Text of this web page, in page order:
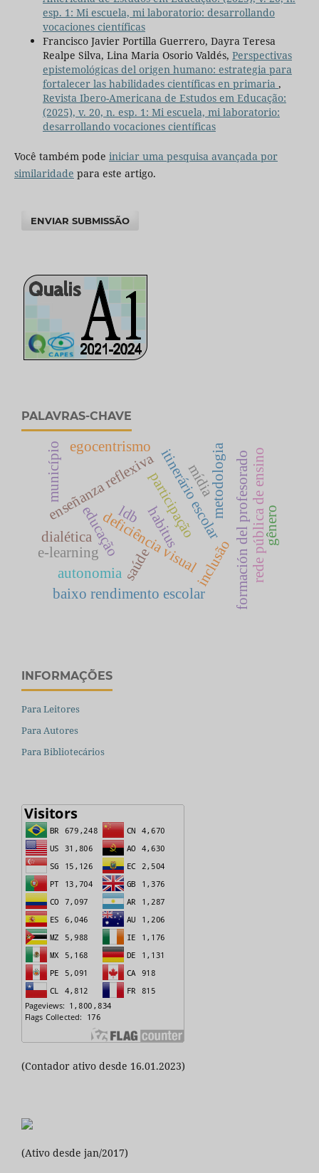
esp. 1: Mi escuela, mi laboratorio: desarrollando
vocaciones científicas
Francisco Javier Portilla Guerrero, Dayra Teresa
Realpe Silva, Lina Maria Osorio Valdés, Perspectivas
epistemológicas del origen humano: estrategia para
fortalecer las habilidades científicas en primaria ,
Revista Ibero-Americana de Estudos em Educação:
(2025), v. 20, n. esp. 1: Mi escuela, mi laboratorio:
desarrollando vocaciones científicas
Você também pode iniciar uma pesquisa avançada por
similaridade para este artigo.
ENVIAR SUBMISSÃO
PALAVRAS-CHAVE
educaçãodeficiência visualinclusão
e-learning formación del profesorado
enseñanza reflexiva
habitus
itinerário escolar
baixo rendimento escolar
saúde
participação metodologia
dialética
egocentrismo
município
autonomia
ldb rede pública de ensinogênero
mídia
INFORMAÇÕES
Para Leitores
Para Autores
Para Bibliotecários
(Contador ativo desde 16.01.2023)
(Ativo desde jan/2017)